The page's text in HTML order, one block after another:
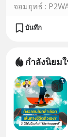
บันทึก
กำลังนิยม